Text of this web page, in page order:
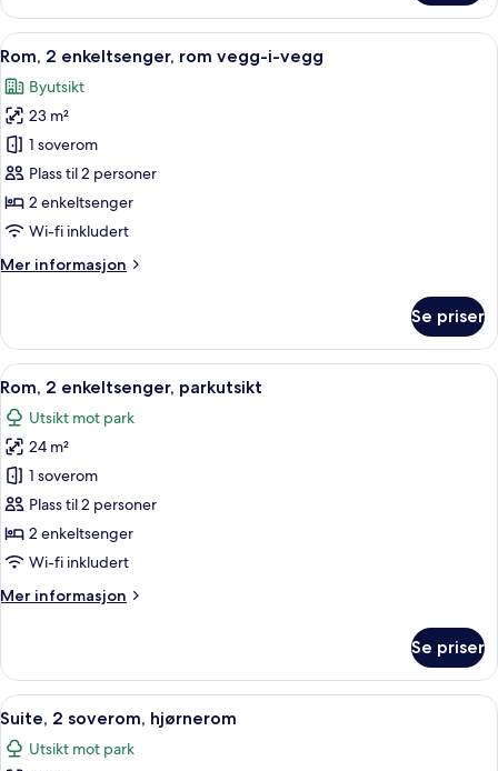
1
queensize-
seng
Åpne
alle
bildene
av
Rom,
2
enkeltsenger,
rom
i-
Allergitestet sengetøy, minibar, safe
7
Rom, 2 enkeltsenger, rom vegg-i-vegg
Byutsikt
23 m²
1 soverom
Plass til 2 personer
2 enkeltsenger
Wi-fi inkludert
Mer informasjon
Mer
2
enkeltsenger,
rom
i-
vegg
Se priser
Åpne
alle
bildene
av
Rom,
2
enkeltsenger,
parkutsikt
Allergitestet sengetøy, minibar, safe
6
Rom, 2 enkeltsenger, parkutsikt
Utsikt mot park
24 m²
1 soverom
Plass til 2 personer
2 enkeltsenger
Wi-fi inkludert
Mer informasjon
Mer
2
enkeltsenger,
parkutsikt
Se priser
Åpne
alle
bildene
10
Suite, 2 soverom, hjørnerom
Utsikt mot park